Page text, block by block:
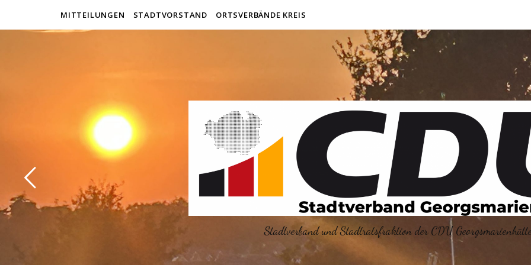
MITTEILUNGEN STADTVORSTAND ORTSVERBÄNDE KREIS
Stadtverband und Stadtratsfraktion der CDU